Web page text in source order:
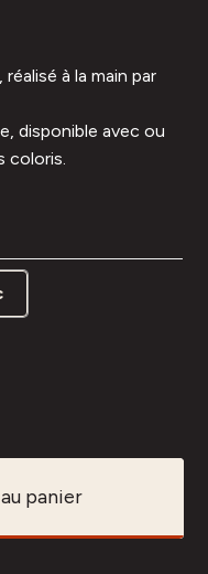
à la main par
disponible avec ou
coloris.
panier